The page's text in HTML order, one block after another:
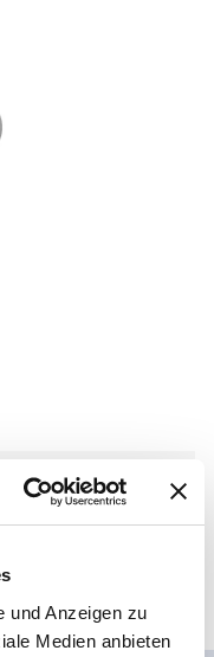
und Anzeigen zu
Medien anbieten
hinzufügen